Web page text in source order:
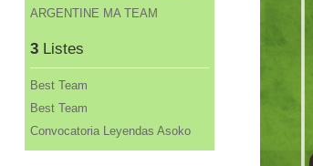
ARGENTINE MA TEAM
3 Listes
Best Team
Best Team
Convocatoria Leyendas Asoko